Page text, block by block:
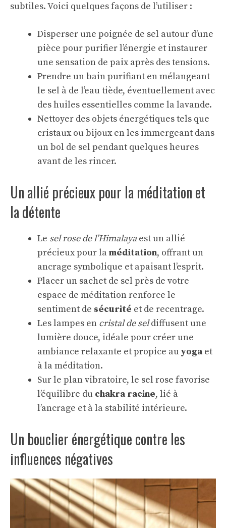
subtiles. Voici quelques façons de l’utiliser :
Disperser une poignée de sel autour d’une
pièce pour purifier l’énergie et instaurer
une sensation de paix après des tensions.
Prendre un bain purifiant en mélangeant
le sel à de l’eau tiède, éventuellement avec
des huiles essentielles comme la lavande.
Nettoyer des objets énergétiques tels que
cristaux ou bijoux en les immergeant dans
un bol de sel pendant quelques heures
avant de les rincer.
Un allié précieux pour la méditation et
la détente
Le sel rose de l’Himalaya est un allié
précieux pour laméditation, offrant un
ancrage symbolique et apaisant l’esprit.
Placer un sachet de sel près de votre
espace de méditation renforce le
sentiment de sécurité et de recentrage.
Les lampes en cristal de seldiffusent une
lumière douce, idéale pour créer une
ambiance relaxante et propice au yoga et
à la méditation.
Sur le plan vibratoire, le sel rose favorise
l’équilibre du chakra racine, lié à
l’ancrage et à la stabilité intérieure.
Un bouclier énergétique contre les
influences négatives